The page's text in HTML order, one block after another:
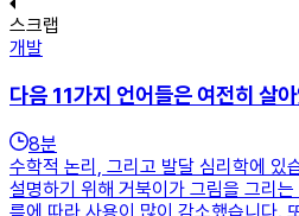
스크랩
개발
다음 11가지 언어들은 여전히 살
8분
수학적 논리, 그리고 발달 심리학에 있
설명하기 위해 거북이가 그림을 그리